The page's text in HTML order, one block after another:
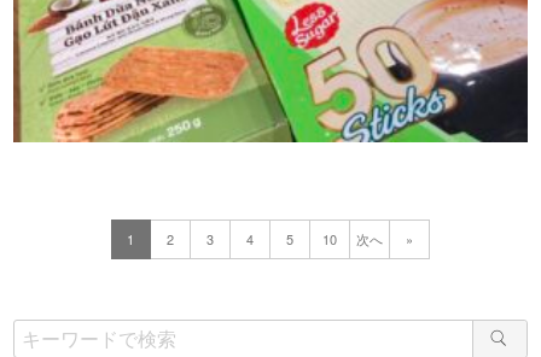
1 2 3 4 5 10 次へ »